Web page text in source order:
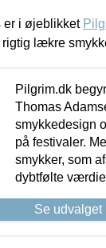
er i øjeblikket
lækre
Pilgrim.dk
Thomas
smykkedesign
på festivaler.
smykker, som
dybtfølte
Se udvalget